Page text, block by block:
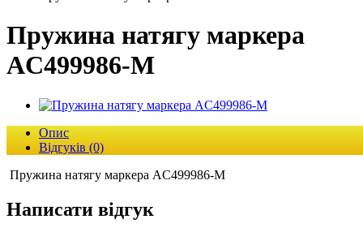
Пружина натягу маркера
AC499986-M
Опис
Відгуків (0)
Пружина натягу маркера AC499986-M
Написати відгук